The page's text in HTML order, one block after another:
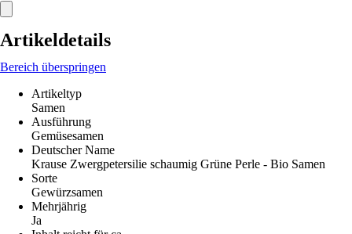
Artikeldetails
Bereich überspringen
Artikeltyp
Samen
Ausführung
Gemüsesamen
Deutscher Name
Krause Zwergpetersilie schaumig Grüne Perle - Bio Samen
Sorte
Gewürzsamen
Mehrjährig
Ja